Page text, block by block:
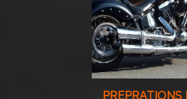
PREPRATIONS